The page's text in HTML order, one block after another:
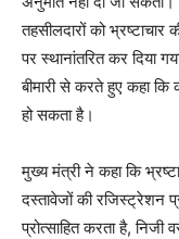
तहसीलदारों को
पर स्थानांतरित कर दिया
बीमारी से करते हुए कहा कि
हो सकता है।
मुख्य मंत्री ने कहा कि
दस्तावेजों की रजिस्ट्रेशन
प्रोत्साहित करता है, निजी